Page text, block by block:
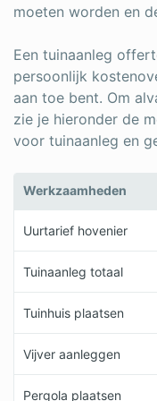
moeten worden en
Een tuinaanleg
persoonlijk
aan toe bent. Om
zie je hieronder de
voor tuinaanleg en
Werkzaamheden
Uurtarief hovenier
Tuinaanleg totaal
Tuinhuis plaatsen
Vijver aanleggen
Pergola plaatsen